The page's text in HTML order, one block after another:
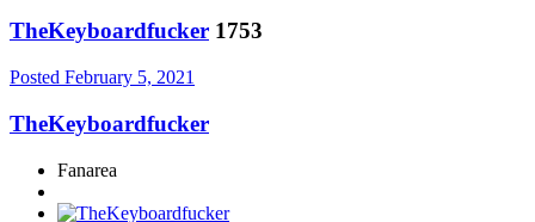
TheKeyboardfucker 1753
Posted February 5, 2021
TheKeyboardfucker
Fanarea